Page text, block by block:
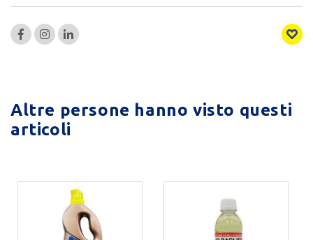
Altre persone hanno visto questi
articoli